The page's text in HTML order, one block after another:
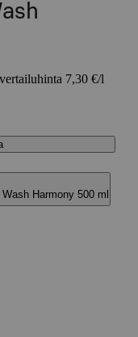
vertailuhinta 7,30 €/l
Harmony 500 ml